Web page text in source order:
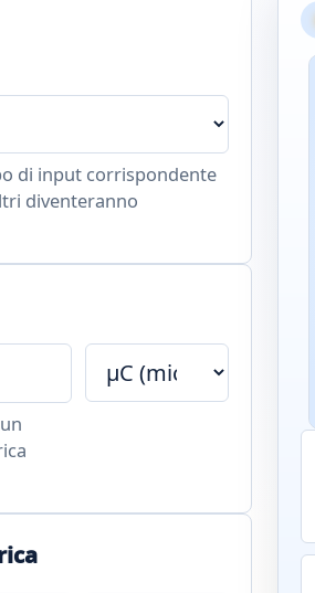
di input corrispondente
diventeranno